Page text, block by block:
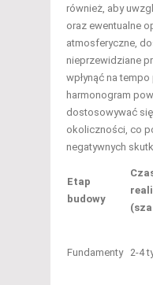
również, aby
oraz ewentualne
atmosferyczne,
nieprzewidziane
wpłynąć na
harmonogram
dostosowywać
okoliczności, co
negatywnych
Etap
budowy
Fundamenty 2-4